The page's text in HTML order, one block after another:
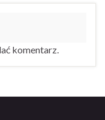
komentarz.